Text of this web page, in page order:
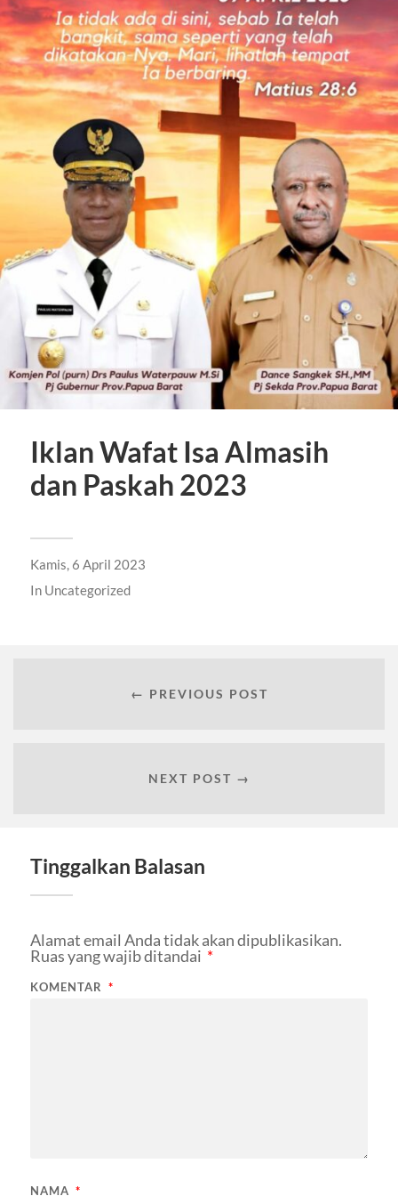
Iklan Wafat Isa Almasih
dan Paskah 2023
Kamis, 6 April 2023
In Uncategorized
← PREVIOUS POST
NEXT POST →
Tinggalkan Balasan
Alamat email Anda tidak akan dipublikasikan.
Ruas yang wajib ditandai *
KOMENTAR *
NAMA *